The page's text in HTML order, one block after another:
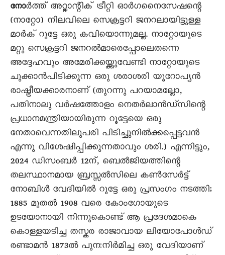
നോർത്ത് അറ്റ്ലാന്റിക് ട്രീറ്റി ഓർഗനെെസേഷന്റെ
(നാറ്റോ) നിലവിലെ സെക്രട്ടറി ജനറലായിട്ടുള്ള
മാർക് റൂട്ടേ ഒരു കവിയൊന്നുമല്ല. നാറ്റോയുടെ
മറ്റു സെക്രട്ടറി ജനറൽമാരെപ്പോലെതന്നെ
അദ്ദേഹവും അമേരിക്കയ്ക്കുവേണ്ടി നാറ്റോയുടെ
ചുക്കാൻപിടിക്കുന്ന ഒരു ശരാശരി യൂറോപ്യൻ
രാഷ്ട്രീയക്കാരനാണ് (തുറന്നു പറയാമല്ലോ,
പതിനാലു വർഷത്തോളം നെതർലാൻഡ്സിന്റെ
പ്രധാനമന്ത്രിയായിരുന്ന റൂട്ടേയെ ഒരു
നേതാവെന്നതിലുപരി പിടിച്ചുനിൽക്കപ്പെട്ടവൻ
എന്നു വിശേഷിപ്പിക്കുന്നതാവും ശരി.) എന്നിട്ടും,
2024 ഡിസംബർ 12ന്, ബെൽജിയത്തിന്റെ
തലസ്ഥാനമായ ബ്രസ്സൽസിലെ കൺസേർട്ട്
നോബിൾ വേദിയിൽ റൂട്ടേ ഒരു പ്രസംഗം നടത്തി;
1885 മുതൽ 1908 വരെ കോംഗോയുടെ
ഉടയോനായി നിന്നുകൊണ്ട് ആ പ്രദേശമാകെ
കൊള്ളയടിച്ച തസ്കര രാജാവായ ലിയോപോൾഡ്
രണ്ടാമൻ 1873ൽ പുനഃനിർമിച്ച ഒരു വേദിയാണ്